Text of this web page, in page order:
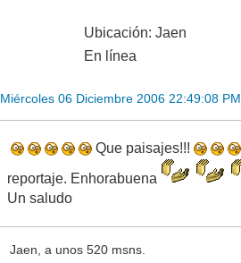
Ubicación: Jaen
En línea
Miércoles 06 Diciembre 2006 22:49:08 PM
Que paisajes!!!
reportaje. Enhorabuena
Un saludo
Jaen, a unos 520 msns.